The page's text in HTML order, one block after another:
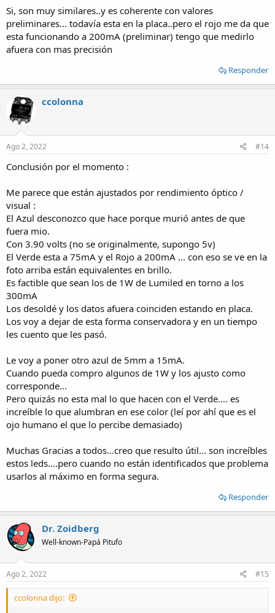
fijo.
No quiero agotar los otros leds !!!!
Saludos y muchas gracias !!!
Si, son muy similares..y es coherente con valores
preliminares... todavía esta en la placa..pero el rojo me da que
esta funcionando a 200mA (preliminar) tengo que medirlo
afuera con mas precisión
Responder
ccolonna
Ago 2, 2022 #14
Conclusión por el momento :
Me parece que están ajustados por rendimiento óptico /
visual :
El Azul desconozco que hace porque murió antes de que
fuera mio.
Con 3.90 volts (no se originalmente, supongo 5v)
El Verde esta a 75mA y el Rojo a 200mA ... con eso se ve en la
foto arriba están equivalentes en brillo.
Es factible que sean los de 1W de Lumiled en torno a los
300mA
Los desoldé y los datos afuera coinciden estando en placa.
Los voy a dejar de esta forma conservadora y en un tiempo
les cuento que les pasó.
Le voy a poner otro azul de 5mm a 15mA.
Cuando pueda compro algunos de 1W y los ajusto como
corresponde...
Pero quizás no esta mal lo que hacen con el Verde.... es
increíble lo que alumbran en ese color (leí por ahí que es el
ojo humano el que lo percibe demasiado)
Muchas Gracias a todos...creo que resulto útil... son increíbles
estos leds....pero cuando no están identificados que problema
usarlos al máximo en forma segura.
Responder
Dr. Zoidberg
Well-known-Papá Pitufo
Ago 2, 2022 #15
ccolonna dijo: